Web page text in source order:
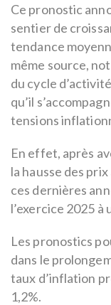
Ce pronostic
sentier de
tendance
même source,
du cycle
qu’il
tensions
En effet, après
la hausse des
ces dernières
l’exercice 2025 à
Les pronostics
dans le
taux d’inflation
1,2%.